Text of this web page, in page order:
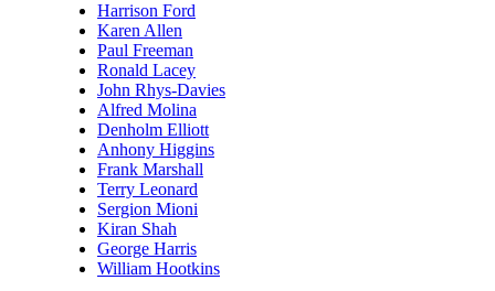
Harrison Ford
Karen Allen
Paul Freeman
Ronald Lacey
John Rhys-Davies
Alfred Molina
Denholm Elliott
Anhony Higgins
Frank Marshall
Terry Leonard
Sergion Mioni
Kiran Shah
George Harris
William Hootkins